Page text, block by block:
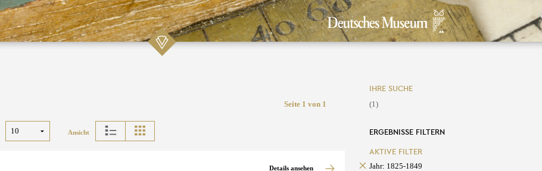
Seite 1 von 1
Ansicht
Details ansehen
IHRE SUCHE
(1)
ERGEBNISSE FILTERN
AKTIVE FILTER
Jahr: 1825-1849